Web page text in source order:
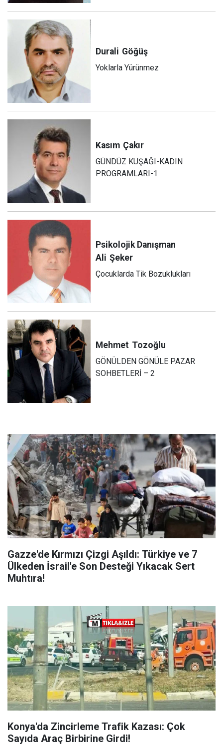
Durali Göğüş
Yoklarla Yürünmez
Kasım Çakır
GÜNDÜZ KUŞAĞI-KADIN
PROGRAMLARI-1
Psikolojik Danışman
Ali Şeker
Çocuklarda Tik Bozuklukları
Mehmet Tozoğlu
GÖNÜLDEN GÖNÜLE PAZAR
SOHBETLERİ – 2
Gazze'de Kırmızı Çizgi Aşıldı: Türkiye ve 7
Ülkeden İsrail'e Son Desteği Yıkacak Sert
Muhtıra!
Konya'da Zincirleme Trafik Kazası: Çok
Sayıda Araç Birbirine Girdi!